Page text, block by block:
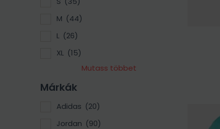
M (44)
L (26)
XL (15)
Mutass többet
Márkák
Adidas (20)
Jordan (90)